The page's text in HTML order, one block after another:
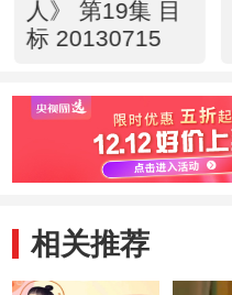
人》 第19集 目
标 20130715
相关推荐